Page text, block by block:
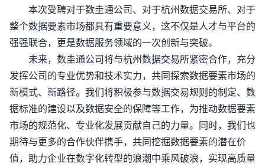
本次受聘对于数圭通公司、对于杭州数据交易所、对于
整个数据要素市场都具有重要意义，这不仅是人才与平台的
强强联合，更是数据服务领域的一次创新与突破。
未来，数圭通公司将与杭州数据交易所紧密合作，充分
发挥公司的专业优势和技术实力，共同探索数据要素市场的
新模式、新路径。我们将积极参与数据交易规则的制定、数
据标准的建设以及数据安全的保障等工作，为推动数据要素
市场的规范化、专业化发展贡献自己的力量。同时，我们也
期待与更多的合作伙伴携手，共同挖掘数据要素的潜在价
值，助力企业在数字化转型的浪潮中乘风破浪，实现高质量